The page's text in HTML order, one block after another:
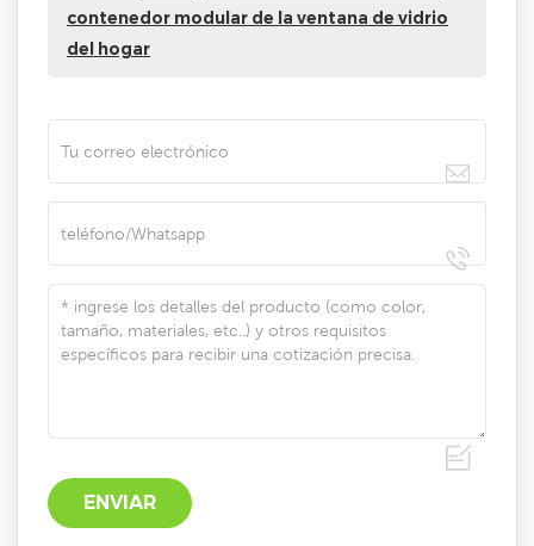
contenedor modular de la ventana de vidrio
del hogar